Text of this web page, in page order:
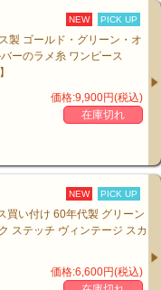
NEW PICK UP
製 ゴールド・グリーン・オ
ーのラメ糸 ワンピース
価格:9,900円(税込)
在庫切れ
NEW PICK UP
買い付け 60年代製 グリーン
ステッチ ヴィンテージ スカ
価格:6,600円(税込)